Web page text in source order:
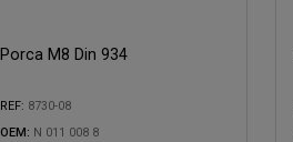
Porca M8 Din 934
REF: 8730-08
OEM: N 011 008 8